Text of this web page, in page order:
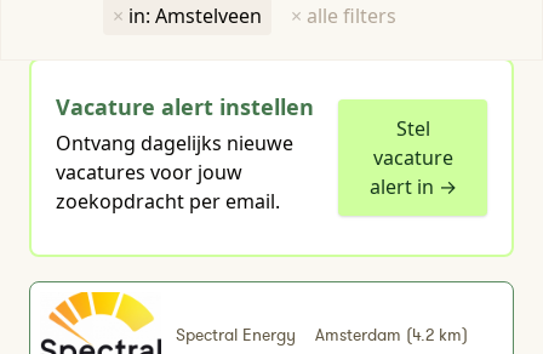
× in: Amstelveen × alle filters
voor je gevonden
Vacature alert instellen
Ontvang dagelijks nieuwe
vacatures voor jouw
zoekopdracht per email.
Stel
vacature
alert in →
Spectral Energy Amsterdam (4.2 km)